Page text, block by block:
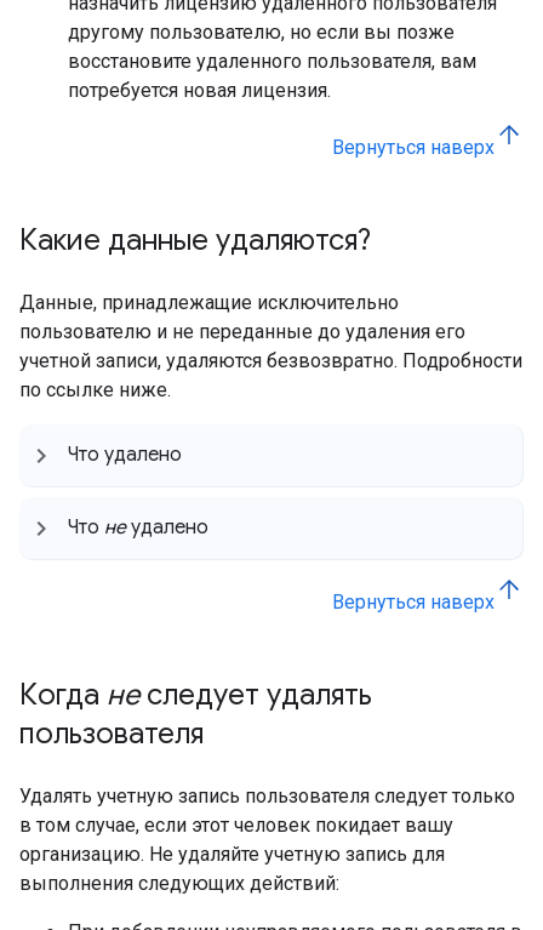
другому пользователю, но если вы позже
восстановите удаленного пользователя, вам
потребуется новая лицензия.
Вернуться наверх
Какие данные удаляются?
Данные, принадлежащие исключительно
пользователю и не переданные до удаления его
учетной записи, удаляются безвозвратно. Подробности
по ссылке ниже.
Что удалено
Что неудалено
Вернуться наверх
Когда неследует удалять
пользователя
Удалять учетную запись пользователя следует только
в том случае, если этот человек покидает вашу
организацию. Не удаляйте учетную запись для
выполнения следующих действий: